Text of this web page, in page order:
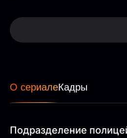
О сериалеКадры
Подразделение